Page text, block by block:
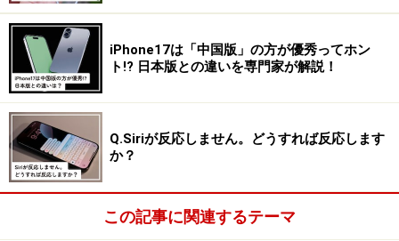
3.
すると先ほど再生した動画の続きが、音声のみ流れるよ
うになります！ この状態であれば、他のアプリを使って
いても、YouTubeの音声を流し続けることができます。
YouTubeをブラウザで開きたい！ アプリが
立ち上がるのを回避する方法
iPhone17は「中国版」の方が優秀ってホン
ト!? 日本版との違いを専門家が解説！
Q.Siriが反応しません。どうすれば反応します
か？
この記事に関連するテーマ